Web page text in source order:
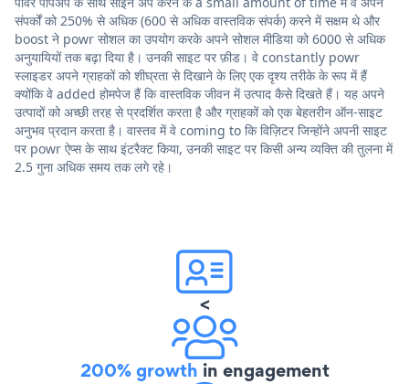
संपर्कों को 250% से अधिक (600 से अधिक वास्तविक संपर्क) करने में सक्षम थे और
boost ने powr सोशल का उपयोग करके अपने सोशल मीडिया को 6000 से अधिक
अनुयायियों तक बढ़ा दिया है। उनकी साइट पर फ़ीड। वे constantly powr
स्लाइडर अपने ग्राहकों को शीघ्रता से दिखाने के लिए एक दृश्य तरीके के रूप में हैं
क्योंकि वे added होमपेज हैं कि वास्तविक जीवन में उत्पाद कैसे दिखते हैं। यह अपने
उत्पादों को अच्छी तरह से प्रदर्शित करता है और ग्राहकों को एक बेहतरीन ऑन-साइट
अनुभव प्रदान करता है। वास्तव में वे coming to कि विज़िटर जिन्होंने अपनी साइट
पर powr ऐप्स के साथ इंटरैक्ट किया, उनकी साइट पर किसी अन्य व्यक्ति की तुलना में
2.5 गुना अधिक समय तक लगे रहे।
<
200% growth in engagement